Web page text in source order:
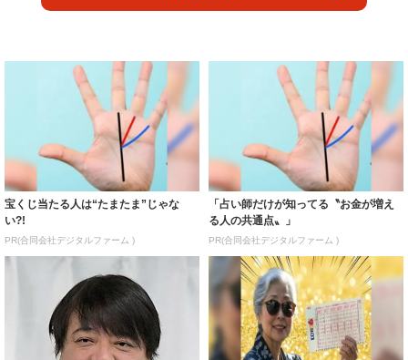
宝くじ当たる人は“たまたま”じゃな
い?!
PR(合同会社デジタルファーム )
「占い師だけが知ってる〝お金が増え
る人の共通点〟」
PR(合同会社デジタルファーム )